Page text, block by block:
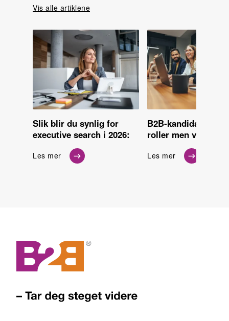
Vis alle artiklene
Slik blir du synlig for
executive search i 2026:
Les mer
B2B-kandidater:
roller men verdi
Les mer